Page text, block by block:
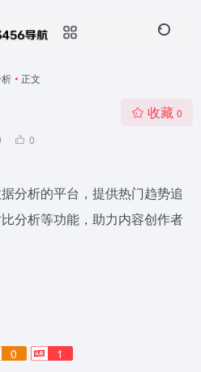
• 正文
0
收藏 0
分析的平台，提供热门趋势追
分析等功能，助力内容创作者
0 1